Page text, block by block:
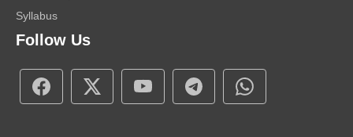
Syllabus
Follow Us